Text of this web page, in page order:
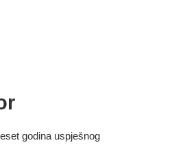
godina uspješnog